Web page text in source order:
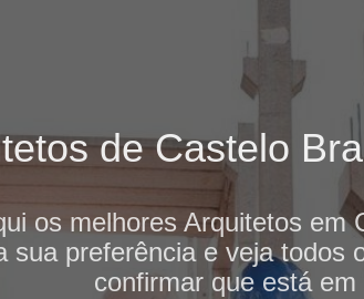
de Castelo
os melhores Arquitetos em
sua preferência e veja todos
confirmar que está